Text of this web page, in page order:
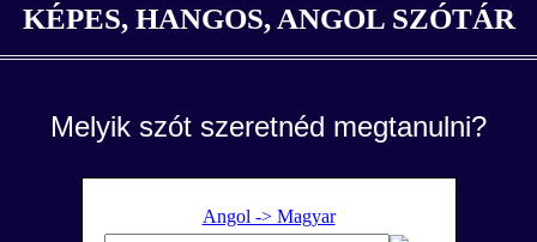
KÉPES, HANGOS, ANGOL SZÓTÁR
Melyik szót szeretnéd megtanulni?
Angol -> Magyar